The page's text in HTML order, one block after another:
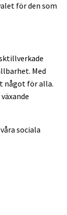
för den som
Med
något för alla.
sociala